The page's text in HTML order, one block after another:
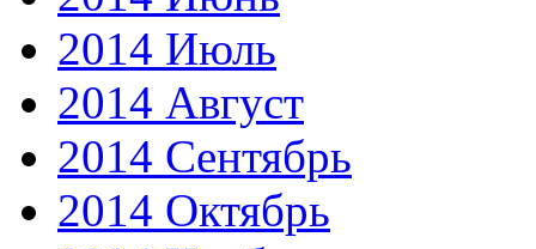
2014 Июль
2014 Август
2014 Сентябрь
2014 Октябрь